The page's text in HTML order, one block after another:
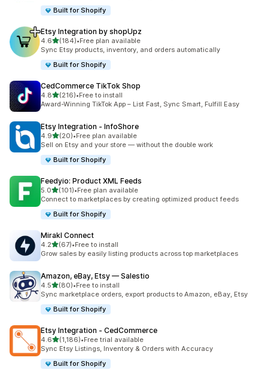
Built for Shopify
Etsy Integration by shopUpz
4.6별 5개 중
(184)
총 리뷰 184개
•Free plan available
Sync Etsy products, inventory, and orders automatically
Built for Shopify
CedCommerce TikTok Shop
4.8별 5개 중
(216)
총 리뷰 216개
•Free to install
Award-Winning TikTok App – List Fast, Sync Smart, Fulfill Easy
Etsy Integration ‑ InfoShore
4.9별 5개 중
(20)
총 리뷰 20개
•Free plan available
Sell on Etsy and your store — without the double work
Built for Shopify
Feedyio: Product XML Feeds
5.0별 5개 중
(101)
총 리뷰 101개
•Free plan available
Connect to marketplaces by creating optimized product feeds
Built for Shopify
Mirakl Connect
4.2별 5개 중
(67)
총 리뷰 67개
•Free to install
Grow sales by easily listing products across top marketplaces
Amazon, eBay, Etsy — Salestio
4.5별 5개 중
(80)
총 리뷰 80개
•Free to install
Sync marketplace orders, export products to Amazon, eBay, Etsy
Built for Shopify
Etsy Integration ‑ CedCommerce
4.6별 5개 중
(1,186)
총 리뷰 1186개
•Free trial available
Sync Etsy Listings, Inventory & Orders with Accuracy
Built for Shopify